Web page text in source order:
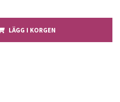
LÄGG I KORGEN